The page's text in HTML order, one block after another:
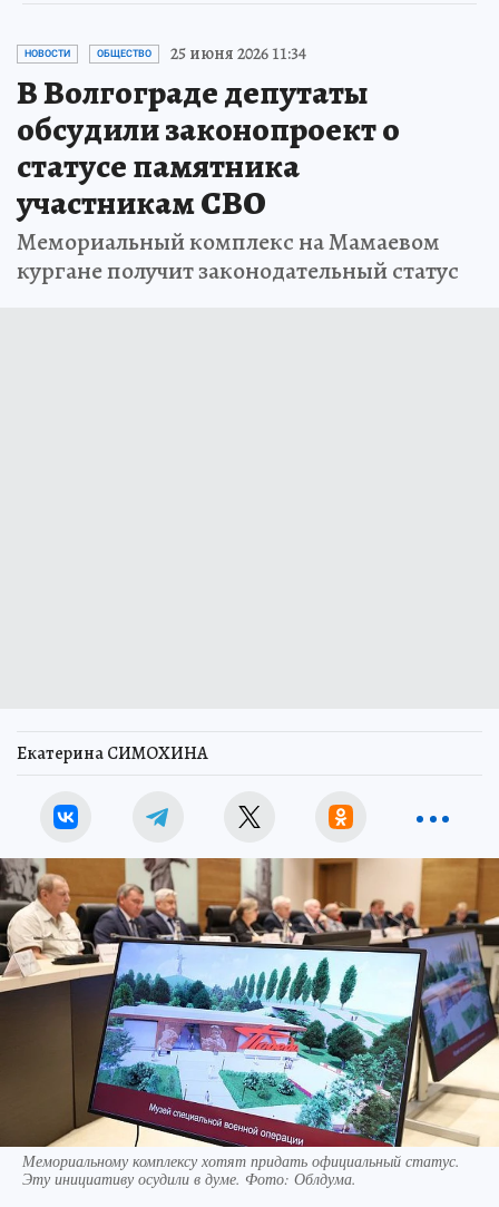
НОВОСТИ ОБЩЕСТВО 25 июня 2026 11:34
В Волгограде депутаты
обсудили законопроект о
статусе памятника
участникам СВО
Мемориальный комплекс на Мамаевом
кургане получит законодательный статус
Екатерина СИМОХИНА
Мемориальному комплексу хотят придать официальный статус.
Эту инициативу осудили в думе. Фото: Облдума.